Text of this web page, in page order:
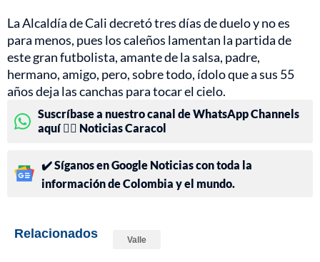
La Alcaldía de Cali decretó tres días de duelo y no es
para menos, pues los caleños lamentan la partida de
este gran futbolista, amante de la salsa, padre,
hermano, amigo, pero, sobre todo, ídolo que a sus 55
años deja las canchas para tocar el cielo.
Suscríbase a nuestro canal de WhatsApp Channels
aquí 👉🏻 Noticias Caracol
✔️ Síganos en Google Noticias con toda la
información de Colombia y el mundo.
Relacionados Valle